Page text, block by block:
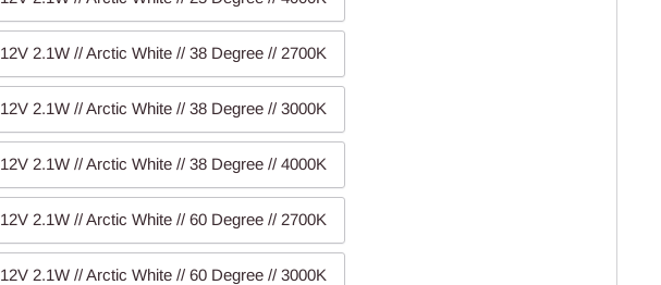
12V 2.1W // Arctic White // 38 Degree // 2700K
12V 2.1W // Arctic White // 38 Degree // 3000K
12V 2.1W // Arctic White // 38 Degree // 4000K
12V 2.1W // Arctic White // 60 Degree // 2700K
12V 2.1W // Arctic White // 60 Degree // 3000K